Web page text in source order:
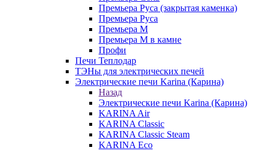
Премьера Руса (закрытая каменка)
Премьера Руса
Премьера М
Премьера М в камне
Профи
Печи Теплодар
ТЭНы для электрических печей
Электрические печи Karina (Карина)
Назад
Электрические печи Karina (Карина)
KARINA Air
KARINA Classic
KARINA Classic Steam
KARINA Eco